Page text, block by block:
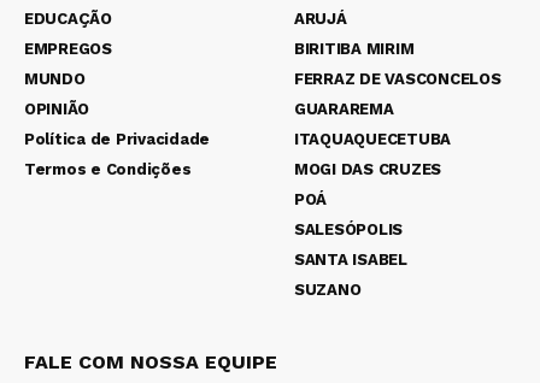
EDUCAÇÃO
EMPREGOS
MUNDO
OPINIÃO
Política de Privacidade
Termos e Condições
ARUJÁ
BIRITIBA MIRIM
FERRAZ DE VASCONCELOS
GUARAREMA
ITAQUAQUECETUBA
MOGI DAS CRUZES
POÁ
SALESÓPOLIS
SANTA ISABEL
SUZANO
FALE COM NOSSA EQUIPE